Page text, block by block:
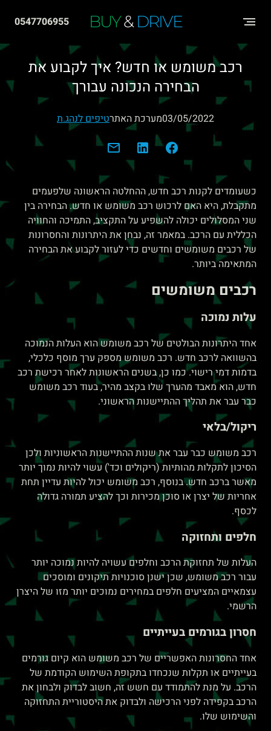
בְּאֲתָר
מֻפְעֶלֶת
"נָגִישׁ
הַמְּסַיַּעַת
הָאֲתָר.
BUY&DRIVE
0547706955
רכב משומש או חדש? איך לקבוע את
הבחירה הנכונה עבורך
03/05/2022מערכת האתרטיפים לנהג.ת
כשעומדים לקנות רכב חדש, ההחלטה הראשונה שלפעמים
מתקבלת, היא האם לרכוש רכב משומש או חדש. הבחירה בין
שני המסלולים יכולה להשפיע על התקציב, התמיכה והחוויה
הכללית עם הרכב. במאמר זה, נבחן את היתרונות והחסרונות
של רכבים משומשים וחדשים כדי לעזור לקבוע את הבחירה
המתאימה ביותר.
רכבים משומשים
עלות נמוכה
אחד היתרונות הבולטים של רכב משומש הוא העלות הנמוכה
בהשוואה לרכב חדש. רכב משומש מספק ערך מוסף כלכלי,
בדמות דמי רישוי. כמו כן, בשנים הראשונות לאחר רכישת רכב
חדש, הוא מאבד מהערך שלו בקצב מהיר, בעוד רכב משומש
כבר עבר את תהליך ההתיישנות הראשוני.
ריקול/בלאי
רכב משומש כבר עבר את שנות ההתיישנות הראשוניות ולכן
הסיכון לתקלות מהותיות (ריקולים וכד') עשוי להיות נמוך יותר
מאשר ברכב חדש. בנוסף, רכב משומש יכול להיות עדיין תחת
אחריות של יצרן או סוכן מכירות וכך להציע תמורה גדולה
לכסף.
חלפים ותחזוקה
העלות של תחזוקת הרכב וחלפים עשויה להיות נמוכה יותר
עבור רכב משומש, שכן ישנן סוכנויות תיקונים ומוסכים
עצמאיים המציעים חלפים במחירים נמוכים יותר מזו של היצרן
הרשמי.
חסרון בגורמים בעייתיים
אחד החסרונות האפשריים של רכב משומש הוא קיום גורמים
בעייתיים או תקלות שנכחדו בתקופת השימוש הקודמת של
הרכב. על מנת להתמודד עם חשש זה, חשוב לבדוק ולבחון את
הרכב בקפידה לפני הרכישה ולבדוק את היסטוריית התחזוקה
והשימוש שלו.